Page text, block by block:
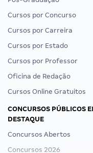
Cursos por Concurso
Cursos por Carreira
Cursos por Estado
Cursos por Professor
Oficina de Redação
Cursos Online Gratuitos
CONCURSOS PÚBLICOS
DESTAQUE
Concursos Abertos
Concursos 2026